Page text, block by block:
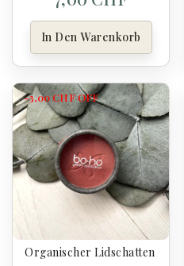
In Den Warenkorb
Organischer Lidschatten
-3,00 CHFOFF